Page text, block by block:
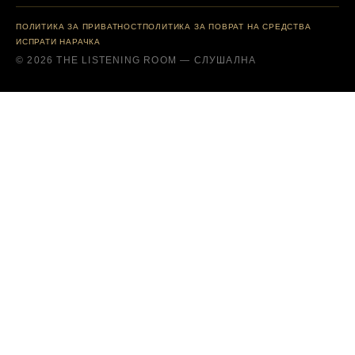
© 2026 THE LISTENING ROOM — СЛУШАЛНА
ПОЛИТИКА ЗА ПРИВАТНОСТПОЛИТИКА ЗА ПОВРАТ НА СРЕДСТВА
ИСПРАТИ НАРАЧКА